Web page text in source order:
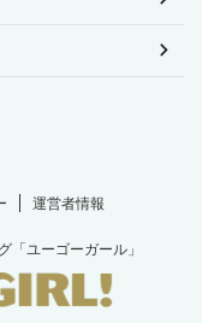
運営者情報
「ユーゴーガール」